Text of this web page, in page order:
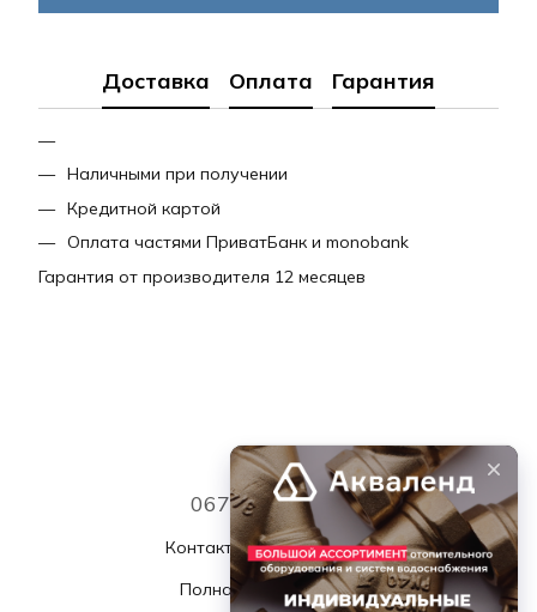
Доставка Оплата Гарантия
Наличными при получении
Кредитной картой
Оплата частями ПриватБанк и monobank
Гарантия от производителя 12 месяцев
067 339 7768
Контактная информация
Полная версия сайта